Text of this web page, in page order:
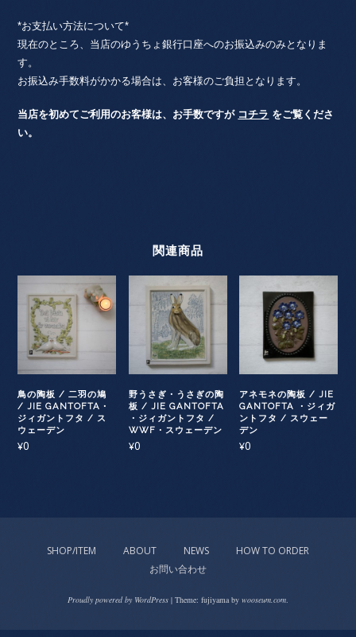
*お支払い方法について*
現在のところ、当店のゆうちょ銀行口座へのお振込みのみとなりま
す。
お振込み手数料がかかる場合は、お客様のご負担となります。
当店を初めてご利用のお客様は、お手数ですが コチラ をご覧くださ
い。
関連商品
鳥の陶板 / 二羽の鳩
/ JIE GANTOFTA・
ジィガントフタ / ス
ウェーデン
¥0
野うさぎ・うさぎの陶
板 / JIE GANTOFTA
・ジィガントフタ /
WWF・スウェーデン
¥0
アネモネの陶板 / JIE
GANTOFTA ・ジィガ
ントフタ / スウェー
デン
¥0
SHOP/ITEM ABOUT NEWS
HOW TO ORDER
お問い合わせ
Proudly powered by WordPress | Theme: fujiyama by wooseum.com.